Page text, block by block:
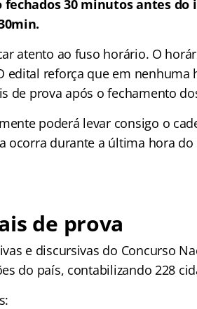
fechados 30 minutos antes do
atento ao fuso horário. O
edital reforça que em
de prova após o fechamento
poderá levar consigo o
ocorra durante a última hora
de prova
e discursivas do Concurso
do país, contabilizando 228